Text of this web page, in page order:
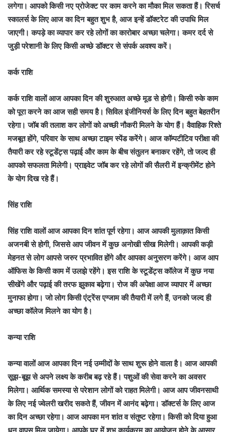
लगेगा। आपको किसी नए प्रोजेक्ट पर काम करने का मौका मिल सकता हैं। रिसर्च
स्कालर्स के लिए आज का दिन बहुत शुभ है, आज इन्हें डॉक्टरेट की उपाधि मिल
जाएगी। कपड़े का व्यापार कर रहे लोगों का कारोबार अच्छा चलेगा। कमर दर्द से
जुड़ी परेशानी के लिए किसी अच्छे डॉक्टर से संपर्क अवश्य करें।
कर्क राशि
कर्क राशि वालों आज आपका दिन की शुरुआत अच्छे मूड से होगी। किसी रुके काम
को पूरा करने का आज सही समय है। सिविल इंजीनियर्स के लिए दिन बहुत बेहतरीन
रहेगा। जॉब की तलाश कर लोगों को अच्छी नौकरी मिलने के योग हैं। वैवाहिक रिश्ते
मजबूत होंगे, परिवार के साथ अच्छा टाइम स्पेंड करेंगे। आज कॉम्पटीटिव परीक्षा की
तैयारी कर रहे स्टूडेंट्स पढ़ाई और काम के बीच संतुलन बनाकर रहेंगे, तो जल्द ही
आपको सफलता मिलेगी। प्राइवेट जॉब कर रहे लोगों की सैलरी में इन्क्रीमेंट होने
के योग दिख रहे हैं।
सिंह राशि
सिंह राशि वालों आज आपका दिन शांत पूर्ण रहेगा। आज आपकी मुलाक़ात किसी
अजनबी से होगी, जिससे आप जीवन में कुछ अनोखी सीख मिलेगी। आपकी कड़ी
मेहनत से लोग आपसे जरुर प्रभावित होंगे और आपका अनुसरण करेंगे। आज आप
ऑफिस के किसी काम में उलझे रहेंगे। इस राशि के स्टूडेंट्स कॉलेज में कुछ नया
सीखेंगे और पढ़ाई की तरफ झुकाव बढ़ेगा। रोज की अपेक्षा आज व्यापार में अच्छा
मुनाफा होगा। जो लोग किसी एंट्रेंस एग्जाम की तैयारी में लगे हैं, उनको जल्द ही
अच्छा कॉलेज मिलने का योग है।
कन्या राशि
कन्या वालों आज आपका दिन नई उम्मीदों के साथ शुरू होने वाला है। आज आपकी
सूझ-बूझ से अपने लक्ष्य के करीब बढ़ रहे हैं। पशुओं की सेवा करने का अवसर
मिलेगा। आर्थिक समस्या से परेशान लोगों को राहत मिलेगी। आज आप जीवनसाथी
के लिए नई ज्वेलरी खरीद सकते हैं, जीवन में आनंद बढ़ेगा। डॉक्टर्स के लिए आज
का दिन अच्छा रहेगा। आज आपका मन शांत व संतुष्ट रहेगा। किसी को दिया हुआ